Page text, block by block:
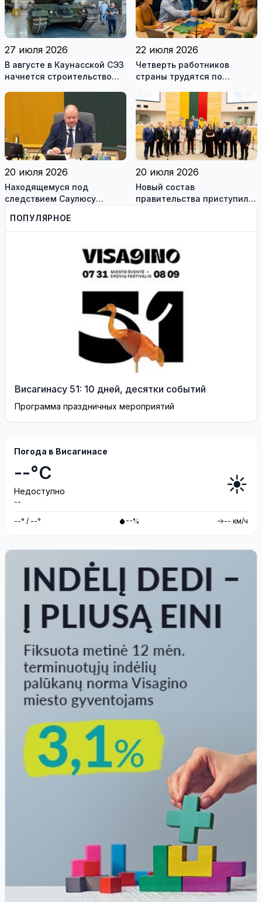
27 июля 2026
В августе в Каунасской СЭЗ
начнется строительство
22 июля 2026
Четверть работников
страны трудятся по
это выгодно и
сотрудникам, и
работодателям
20 июля 2026
Находящемуся под
следствием Саулюсу
Сквернялису временно
разрешили выехать за
границу
20 июля 2026
Новый состав
правительства приступил к
ПОПУЛЯРНОЕ
Висагинасу 51: 10 дней, десятки событий
Программа праздничных мероприятий
Погода в Висагинасе
--°C
Недоступно
--
☀️
--° / --° --% -- км/ч